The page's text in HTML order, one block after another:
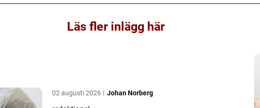
Läs fler inlägg här
02 augusti 2026 Johan Norberg